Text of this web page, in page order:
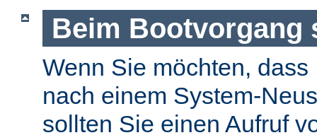
Beim Bootvorgang
Wenn Sie möchten,
nach einem System-
sollten Sie einen Aufruf